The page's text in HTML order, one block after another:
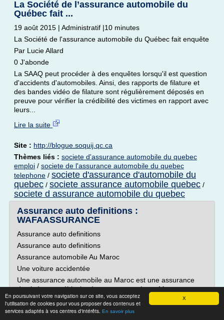
X
En poursuivant votre navigation sur ce site, vous acceptez
l'utilisation de cookies pour vous proposer des contenus et
services adaptés à vos centres d'intérêts. En savoir plus
La Société de l’assurance automobile du
Québec fait ...
19 août 2015 | Administratif |10 minutes
La Société de l'assurance automobile du Québec fait enquête
Par Lucie Allard
0 J'abonde
La SAAQ peut procéder à des enquêtes lorsqu'il est question
d'accidents d'automobiles. Ainsi, des rapports de filature et
des bandes vidéo de filature sont régulièrement déposés en
preuve pour vérifier la crédibilité des victimes en rapport avec
leurs...
Lire la suite
Site : http://blogue.soquij.qc.ca
Thèmes liés : societe d'assurance automobile du quebec
emploi / societe de l'assurance automobile du quebec
telephone / societe d'assurance d'automobile du
quebec / societe assurance automobile quebec /
societe d assurance automobile du quebec
Assurance auto definitions :
WAFAASSURANCE
Assurance auto definitions
Assurance auto definitions
Assurance automobile Au Maroc
Une voiture accidentée
Une assurance automobile au Maroc est une assurance
destinée aux véhicules à moteur assurés au Maroc et
circulant sur le territoire marocain ou dans la zone carte
verte (certains pays européens) ou la zone carte
orange(certains pays arabes).